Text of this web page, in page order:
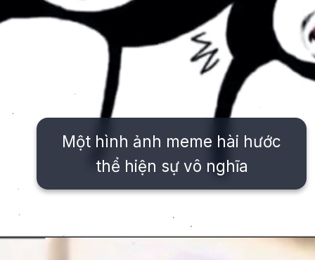
Một hình ảnh meme hài hước
thể hiện sự vô nghĩa